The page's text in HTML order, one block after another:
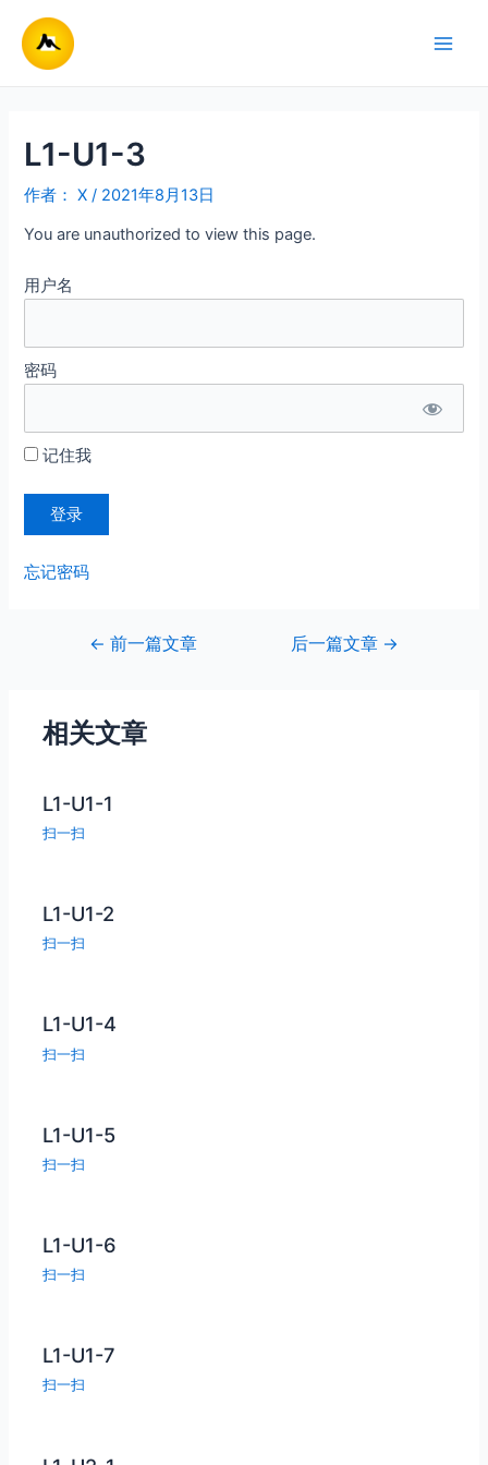
L1-U1-3
作者： X/ 2021年8月13日
You are unauthorized to view this page.
用户名
密码
记住我
忘记密码
航
← 前一篇文章 后一篇文章 →
相关文章
L1-U1-1
扫一扫
L1-U1-2
扫一扫
L1-U1-4
扫一扫
L1-U1-5
扫一扫
L1-U1-6
扫一扫
L1-U1-7
扫一扫